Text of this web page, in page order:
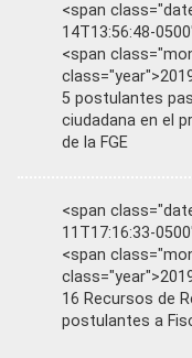
<span
14T13:56:48-
<span
5 postulantes
ciudadana en el
de la FGE
<span
11T17:16:33-
<span
16 Recursos de
postulantes a